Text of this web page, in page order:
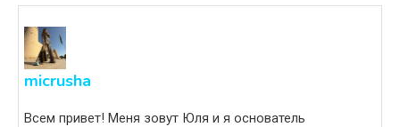
micrusha
Всем привет! Меня зовут Юля и я основатель